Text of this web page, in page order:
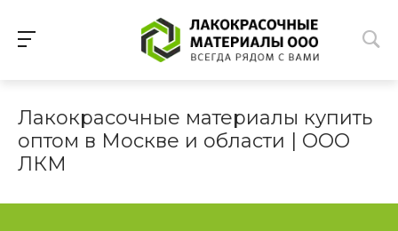
Лакокрасочные материалы купить
оптом в Москве и области | ООО
ЛКМ